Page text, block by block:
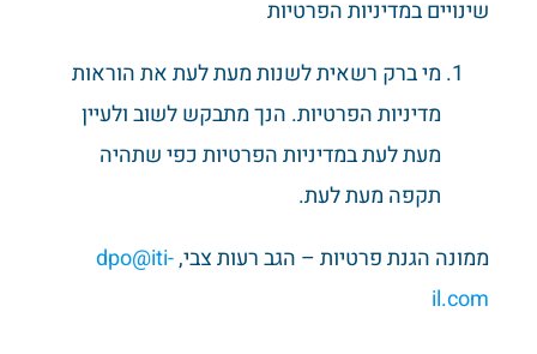
שינויים במדיניות הפרטיות
מי ברק רשאית לשנות מעת לעת את הוראות
מדיניות הפרטיות. הנך מתבקש לשוב ולעיין
מעת לעת במדיניות הפרטיות כפי שתהיה
תקפה מעת לעת.
ממונה הגנת פרטיות – הגב רעות צבי,dpo@iti-
il.com